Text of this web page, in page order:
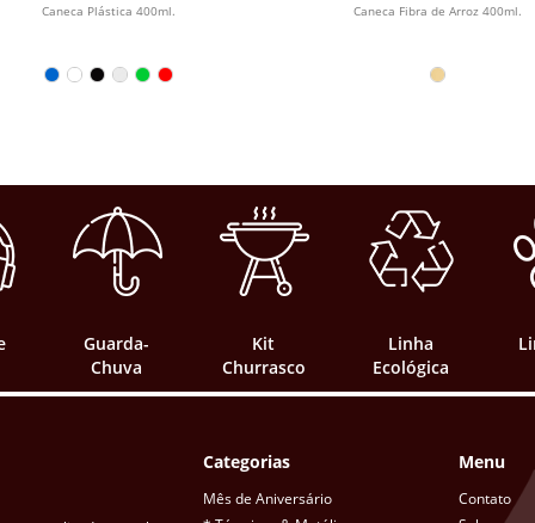
Caneca Plástica 400ml. Caneca Fibra de Arroz 400ml.
Guarda-
Chuva
Kit
Churrasco
Linha
Ecológica
Categorias
Mês de Aniversário
Menu
Contato